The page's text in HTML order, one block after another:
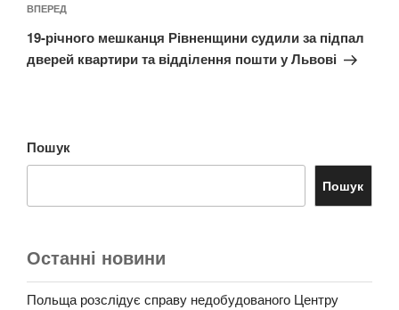
Наступний
запис
ВПЕРЕД
19-річного мешканця Рівненщини судили за підпал
дверей квартири та відділення пошти у Львові
Пошук
Пошук
Останні новини
Польща розслідує справу недобудованого Центру